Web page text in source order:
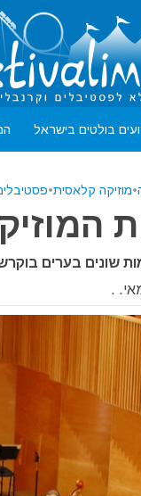
בולטים בישראל
•מוזיקה קלאסית•
המוזיקה
שונים בערים
.